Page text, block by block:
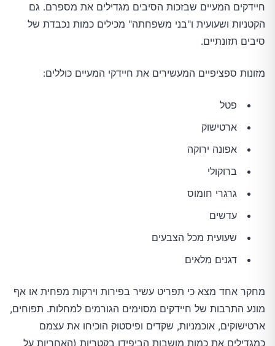
חיידקים המעיים שבזכות הסיבים מגדילים את מספרם. גם
הקטניות ושעועית ו"בני משפחתה" מכילים כמות נכבדת של
סיבים תזונתיים.
מזונות ספציפיים המעשירים את חיידקי המעיים כוללים:
פטל
ארטישוק
אפונה ירוקה
ברוקולי
גרגרי חומוס
עדשים
שעועית מכל הצבעים
דגנים מלאים
מחקר אחד מצא כי תפריט עשיר בפירות וירקות מפחית או אף
מונע התרבות של חיידקים מסוימים הגורמים למחלות. תפוחים,
ארטישוקים, אוכמניות, שקדים ופיסטוק הוכיחו את עצמם
כמגדילים את כמות מושבות הביפידו בקטריות (האחריות על